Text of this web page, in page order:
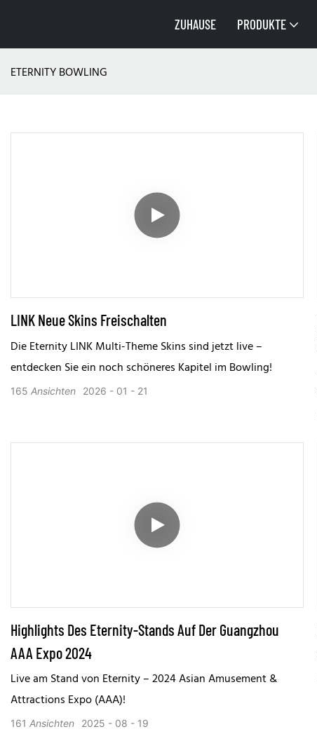
ZUHAUSE PRODUKTE
ETERNITY BOWLING
LINK Neue Skins Freischalten
Die Eternity LINK Multi-Theme Skins sind jetzt live –
entdecken Sie ein noch schöneres Kapitel im Bowling!
2026 01 21
165 Ansichten
Highlights Des Eternity-Stands Auf Der Guangzhou
AAA Expo 2024
Live am Stand von Eternity – 2024 Asian Amusement &
Attractions Expo (AAA)!
2025 08 19
161 Ansichten